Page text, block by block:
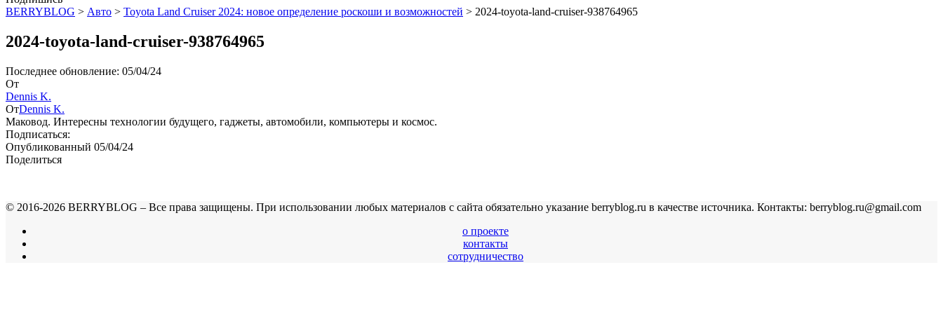
BERRYBLOG > Авто > Toyota Land Cruiser 2024: новое определение роскоши и возможностей > 2024-toyota-land-cruiser-938764965
2024-toyota-land-cruiser-938764965
Последнее обновление: 05/04/24
От
Dennis K.
ОтDennis K.
Маковод. Интересны технологии будущего, гаджеты, автомобили, компьютеры и космос.
Подписаться:
Опубликованный 05/04/24
Поделиться
© 2016-2026 BERRYBLOG – Все права защищены. При использовании любых материалов с сайта обязательно указание berryblog.ru в качестве источника. Контакты: berryblog.ru@gmail.com
о проекте
контакты
сотрудничество